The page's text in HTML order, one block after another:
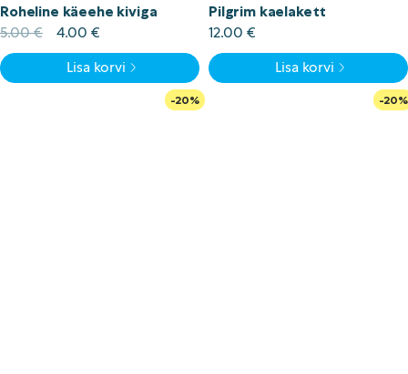
Roheline käeehe kiviga
5.00€
Algne
hind
oli:
5.00 €.
4.00 €
price
is:
4.00 €.
Lisa korvi
Pilgrim kaelakett
12.00 €
Lisa korvi
-20% -20%